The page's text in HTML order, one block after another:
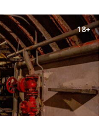
18+